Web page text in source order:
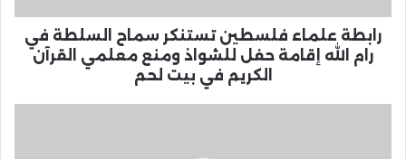
رابطة علماء فلسطين تستنكر سماح السلطة في
رام الله إقامة حفل للشواذ ومنع معلمي القرآن
الكريم في بيت لحم